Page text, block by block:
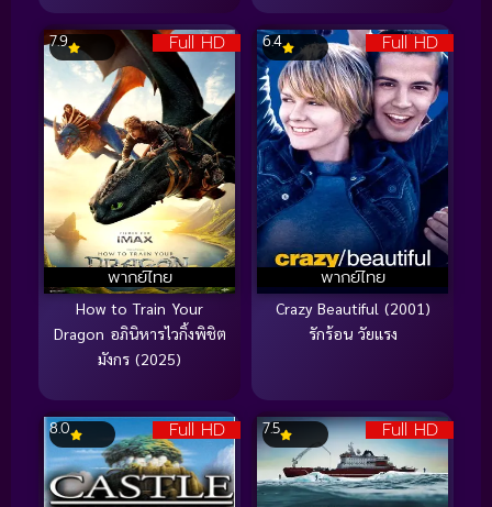
Full HD
พากย์ไทย
7.9
How to Train Your
Dragon อภินิหารไวกิ้งพิชิต
มังกร (2025)
Full HD
พากย์ไทย
6.4
Crazy Beautiful (2001)
รักร้อน วัยแรง
Full HD
8.0 Full HD
7.5